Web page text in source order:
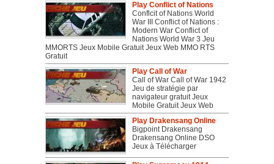
Play Conflict of Nations
Conflcit of Nations World
War III Conflict of Nations :
Modern War Conflict of
Nations World War 3 Jeu
MMORTS Jeux Mobile Gratuit Jeux Web MMO RTS
Gratuit
Play Call of War
Call of War Call of War 1942
Jeu de stratégie par
navigateur gratuit Jeux
Mobile Gratuit Jeux Web
Play Drakensang Online
Bigpoint Drakensang
Drakensang Online DSO
Jeux à Télécharger